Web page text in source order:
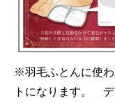
※羽毛ふとんに使
トになります。